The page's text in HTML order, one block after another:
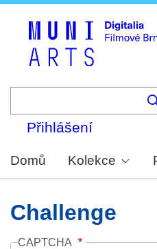
Přihlášení
Domů Kolekce
Challenge
CAPTCHA